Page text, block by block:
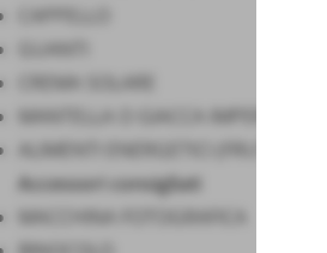
Accessori consigliati